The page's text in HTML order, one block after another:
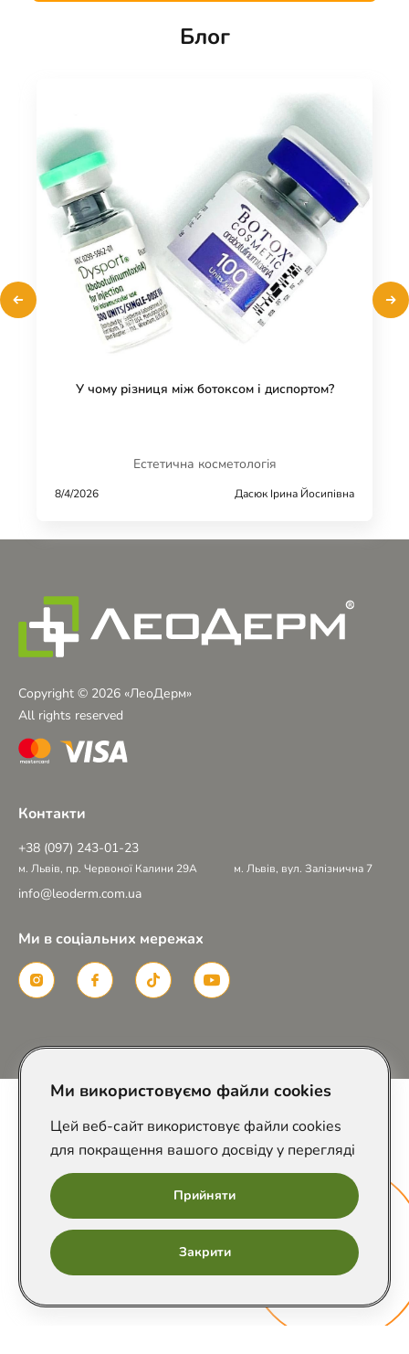
Блог
У чому різниця між ботоксом і диспортом?
Естетична косметологія
8/4/2026 Дасюк Ірина Йосипівна
Copyright © 2026 «ЛеоДерм»
All rights reserved
Контакти
+38 (097) 243-01-23
м. Львів, пр. Червоної Калини 29А м. Львів, вул. Залізнична 7
info@leoderm.com.ua
Ми в соціальних мережах
Ми використовуємо файли cookies
Цей веб-сайт використовує файли cookies
для покращення вашого досвіду у перегляді
Прийняти
Закрити
Онлайн
запис